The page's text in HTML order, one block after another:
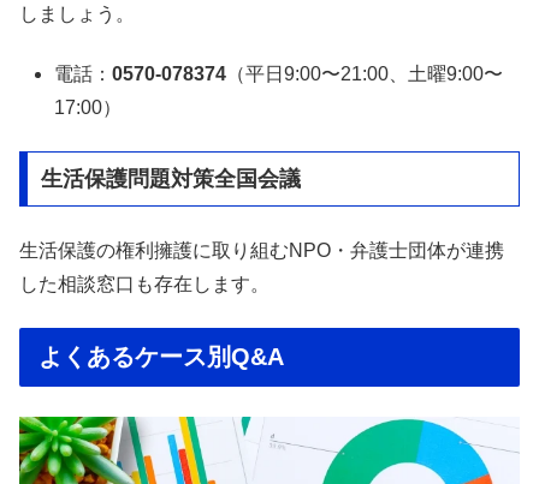
しましょう。
電話：0570-078374 （平日9:00〜21:00、土曜9:00〜
17:00）
生活保護問題対策全国会議
生活保護の権利擁護に取り組むNPO・弁護士団体が連携
した相談窓口も存在します。
よくあるケース別Q&A